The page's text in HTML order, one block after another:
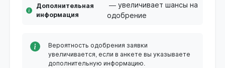
Дополнительная
информация
— увеличивает шансы на
одобрение
Вероятность одобрения заявки
увеличивается, если в анкете вы указываете
дополнительную информацию.